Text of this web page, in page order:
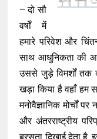
– दो सौ
वर्षों में
हमारे परिवेश और
साथ आधुनिकता की
उससे जुड़े विमर्शों तक
खड़ा किया है वहाँ हम
मनोवैज्ञानिक मोर्चों
और अंतरराष्ट्रीय